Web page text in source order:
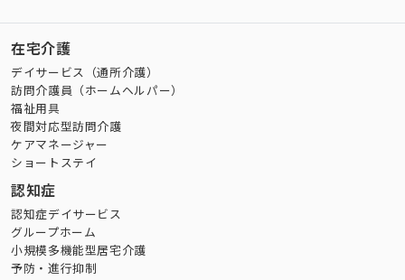
在宅介護
デイサービス（通所介護）
訪問介護員（ホームヘルパー）
福祉用具
夜間対応型訪問介護
ケアマネージャー
ショートステイ
認知症
認知症デイサービス
グループホーム
小規模多機能型居宅介護
予防・進行抑制